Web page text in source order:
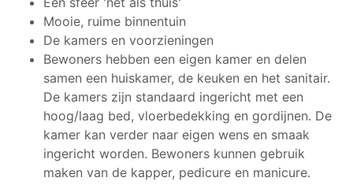
Mooie, ruime binnentuin
De kamers en voorzieningen
Bewoners hebben een eigen kamer en delen
samen een huiskamer, de keuken en het sanitair.
De kamers zijn standaard ingericht met een
hoog/laag bed, vloerbedekking en gordijnen. De
kamer kan verder naar eigen wens en smaak
ingericht worden. Bewoners kunnen gebruik
maken van de kapper, pedicure en manicure.